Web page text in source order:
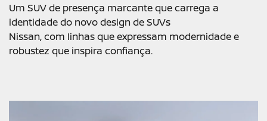
Um SUV de presença marcante que carrega a
identidade do novo design de SUVs
Nissan, com linhas que expressam modernidade e
robustez que inspira confiança.